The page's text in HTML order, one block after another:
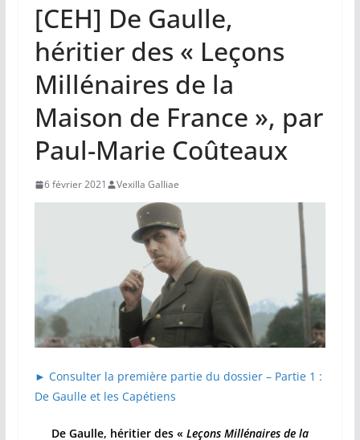
[CEH] De Gaulle,
héritier des « Leçons
Millénaires de la
Maison de France », par
Paul-Marie Coûteaux
6 février 2021 Vexilla Galliae
► Consulter la première partie du dossier – Partie 1 :
De Gaulle et les Capétiens
De Gaulle, héritier des « Leçons Millénaires de la